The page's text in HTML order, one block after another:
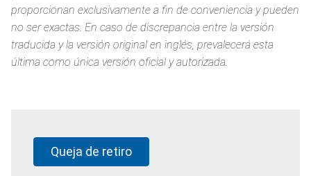
proporcionan exclusivamente a fin de conveniencia y pueden
no ser exactas. En caso de discrepancia entre la versión
traducida y la versión original en inglés, prevalecerá esta
última como única versión oficial y autorizada.
Queja de retiro